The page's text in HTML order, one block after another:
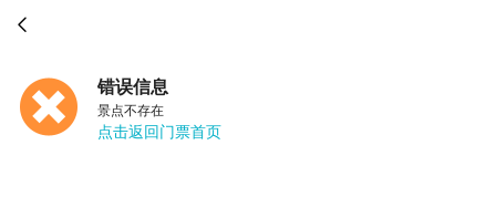

错误信息
景点不存在
点击返回门票首页